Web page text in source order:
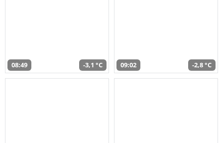
08:49 -3,1 °C 09:02 -2,8 °C